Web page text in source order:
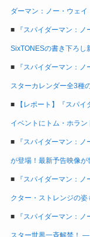
ダーマン：ノー・ウェ
■ 『スパイダーマン：
SixTONESの書き下ろし
■ 『スパイダーマン：
スターカレンダー全3種
■ 【レポート】『スパ
イベントにトム・ホラン
■ 『スパイダーマン：
が登場！最新予告映像
■ 『スパイダーマン：
クター・ストレンジの
■ 『スパイダーマン：
スター世界一斉解禁！